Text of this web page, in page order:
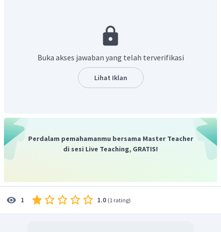
memiliki kecenderungan menangkap elektron (sesama
Unsur A
Unsur A yang memiliki nomor atom 1 menunjukkan
bahwa unsur A hanya memiliki 1 buah elektron dan
golongan IA, namun unsur A merupakan nonlogam.
elektron pada kulit terluarnya
dan (
).
Unsur B terletak pada golongan VIA dan merupakan
nonlogam.
Buka akses jawaban yang telah terverifikasi
Lihat Iklan
Perdalam pemahamanmu bersama Master Teacher
di sesi Live Teaching, GRATIS!
1 1.0 (1 rating)